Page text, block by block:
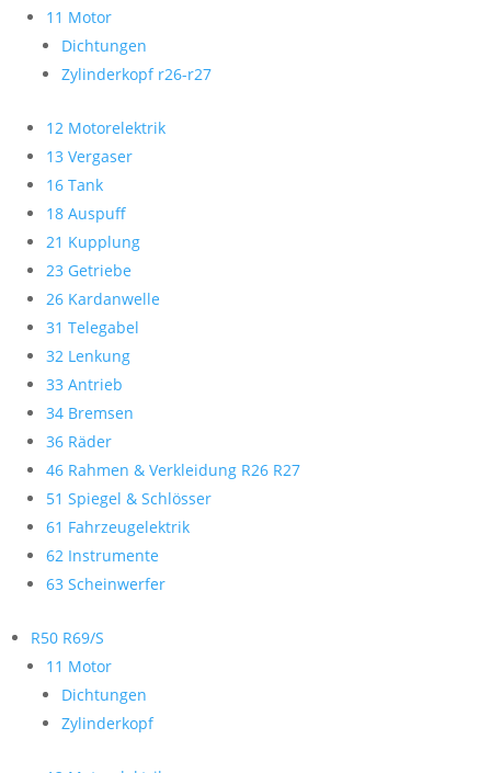
11 Motor
Dichtungen
Zylinderkopf r26-r27
12 Motorelektrik
13 Vergaser
16 Tank
18 Auspuff
21 Kupplung
23 Getriebe
26 Kardanwelle
31 Telegabel
32 Lenkung
33 Antrieb
34 Bremsen
36 Räder
46 Rahmen & Verkleidung R26 R27
51 Spiegel & Schlösser
61 Fahrzeugelektrik
62 Instrumente
63 Scheinwerfer
R50 R69/S
11 Motor
Dichtungen
Zylinderkopf